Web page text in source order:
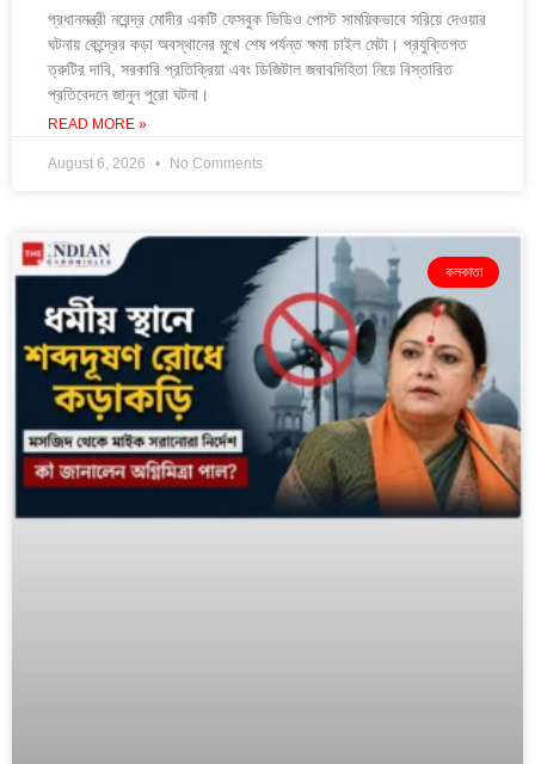
প্রধানমন্ত্রী নরেন্দ্র মোদীর একটি ফেসবুক ভিডিও পোস্ট সাময়িকভাবে সরিয়ে দেওয়ার
ঘটনায় কেন্দ্রের কড়া অবস্থানের মুখে শেষ পর্যন্ত ক্ষমা চাইল মেটা। প্রযুক্তিগত
ত্রুটির দাবি, সরকারি প্রতিক্রিয়া এবং ডিজিটাল জবাবদিহিতা নিয়ে বিস্তারিত
প্রতিবেদনে জানুন পুরো ঘটনা।
READ MORE »
August 6, 2026 No Comments
কলকাতা